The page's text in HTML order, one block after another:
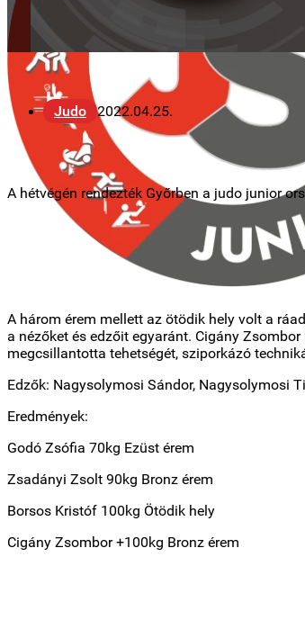
Judo 2022.04.25.
A hétvégén rendezték Győrben a judo junior
A három érem mellett az ötödik hely volt a
a nézőket és edzőit egyaránt. Cigány
megcsillantotta tehetségét, sziporkázó
Edzők: Nagysolymosi Sándor, Nagysolymosi
Eredmények:
Godó Zsófia 70kg Ezüst érem
Zsadányi Zsolt 90kg Bronz érem
Borsos Kristóf 100kg Ötödik hely
Cigány Zsombor +100kg Bronz érem